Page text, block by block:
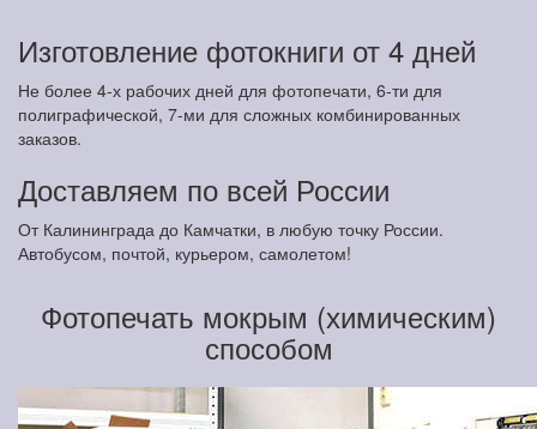
Изготовление фотокниги от 4 дней
Не более 4-х рабочих дней для фотопечати, 6-ти для
полиграфической, 7-ми для сложных комбинированных
заказов.
Доставляем по всей России
От Калининграда до Камчатки, в любую точку России.
Автобусом, почтой, курьером, самолетом!
Фотопечать мокрым (химическим)
способом